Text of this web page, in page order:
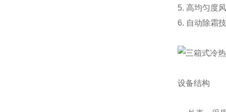
5. 高均匀度
6. 自动除霜
设备结构